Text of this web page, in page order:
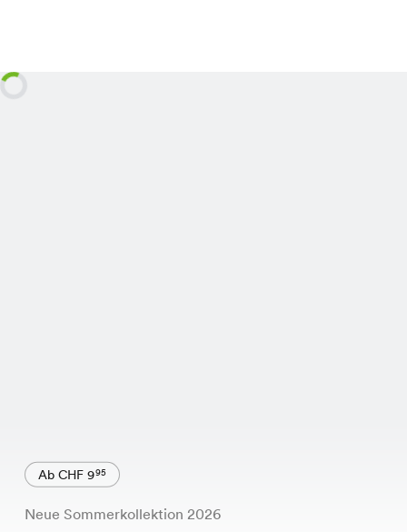
Ab CHF 995
Neue Sommerkollektion 2026